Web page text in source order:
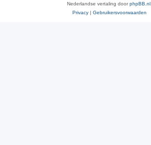
Nederlandse vertaling doorphpBB.nl
Privacy | Gebruikersvoorwaarden